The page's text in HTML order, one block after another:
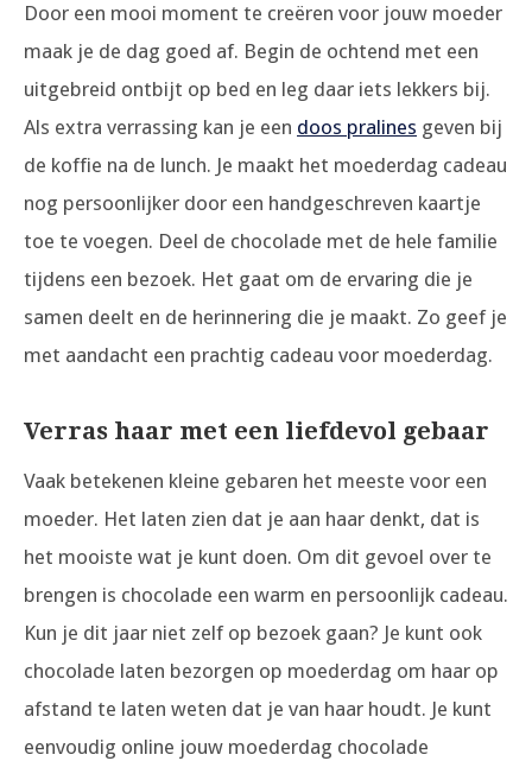
Door een mooi moment te creëren voor jouw moeder
maak je de dag goed af. Begin de ochtend met een
uitgebreid ontbijt op bed en leg daar iets lekkers bij.
Als extra verrassing kan je een doos pralines geven bij
de koffie na de lunch. Je maakt het moederdag cadeau
nog persoonlijker door een handgeschreven kaartje
toe te voegen. Deel de chocolade met de hele familie
tijdens een bezoek. Het gaat om de ervaring die je
samen deelt en de herinnering die je maakt. Zo geef je
met aandacht een prachtig cadeau voor moederdag.
Verras haar met een liefdevol gebaar
Vaak betekenen kleine gebaren het meeste voor een
moeder. Het laten zien dat je aan haar denkt, dat is
het mooiste wat je kunt doen. Om dit gevoel over te
brengen is chocolade een warm en persoonlijk cadeau.
Kun je dit jaar niet zelf op bezoek gaan? Je kunt ook
chocolade laten bezorgen op moederdag om haar op
afstand te laten weten dat je van haar houdt. Je kunt
eenvoudig online jouw moederdag chocolade